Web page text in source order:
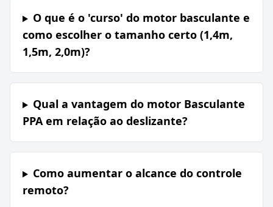
O que é o 'curso' do motor basculante e
como escolher o tamanho certo (1,4m,
1,5m, 2,0m)?
Qual a vantagem do motor Basculante
PPA em relação ao deslizante?
Como aumentar o alcance do controle
remoto?